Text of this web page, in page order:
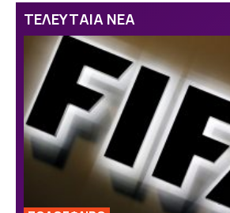
ΤΕΛΕΥΤΑΙΑ ΝΕΑ